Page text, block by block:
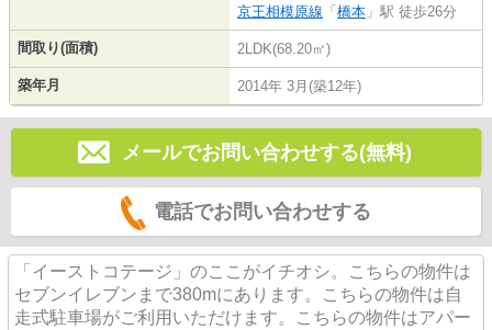
京王相模原線 「 橋本 」駅 徒歩26分
間取り(面積) 2LDK(68.20㎡)
築年月 2014年 3月(築12年)
メールでお問い合わせする(無料)
電話でお問い合わせする
「イーストコテージ」のここがイチオシ。こちらの物件は
セブンイレブンまで380mにあります。こちらの物件は自
走式駐車場がご利用いただけます。こちらの物件はアパー